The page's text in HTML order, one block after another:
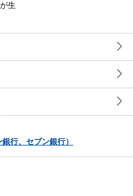
生
行、セブン銀行）